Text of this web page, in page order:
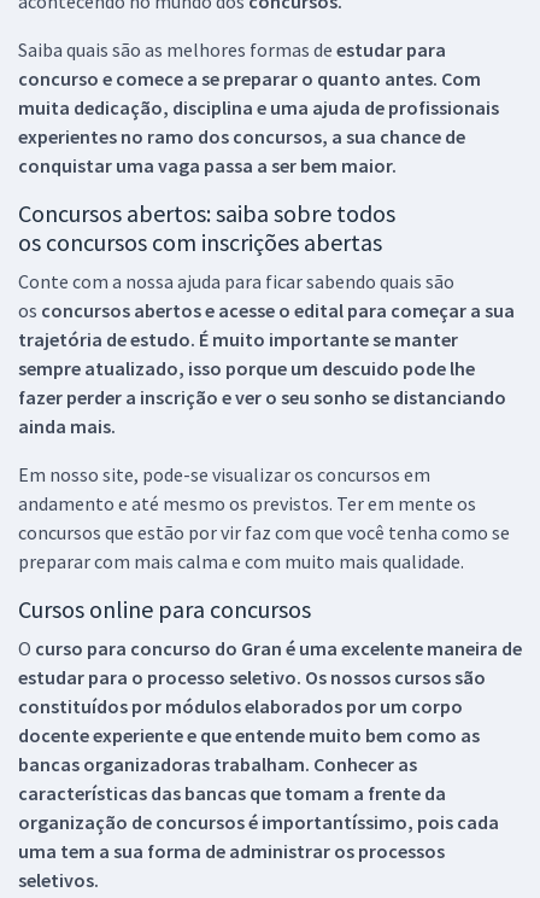
Saiba quais são as melhores formas de estudar para
concurso e comece a se preparar o quanto antes. Com
muita dedicação, disciplina e uma ajuda de profissionais
experientes no ramo dos concursos, a sua chance de
conquistar uma vaga passa a ser bem maior.
Concursos abertos: saiba sobre todos
os concursos com inscrições abertas
Conte com a nossa ajuda para ficar sabendo quais são
os concursos abertos e acesse o edital para começar a sua
trajetória de estudo. É muito importante se manter
sempre atualizado, isso porque um descuido pode lhe
fazer perder a inscrição e ver o seu sonho se distanciando
ainda mais.
Em nosso site, pode-se visualizar os concursos em
andamento e até mesmo os previstos. Ter em mente os
concursos que estão por vir faz com que você tenha como se
preparar com mais calma e com muito mais qualidade.
Cursos online para concursos
O curso para concurso do Gran é uma excelente maneira de
estudar para o processo seletivo. Os nossos cursos são
constituídos por módulos elaborados por um corpo
docente experiente e que entende muito bem como as
bancas organizadoras trabalham. Conhecer as
características das bancas que tomam a frente da
organização de concursos é importantíssimo, pois cada
uma tem a sua forma de administrar os processos
seletivos.